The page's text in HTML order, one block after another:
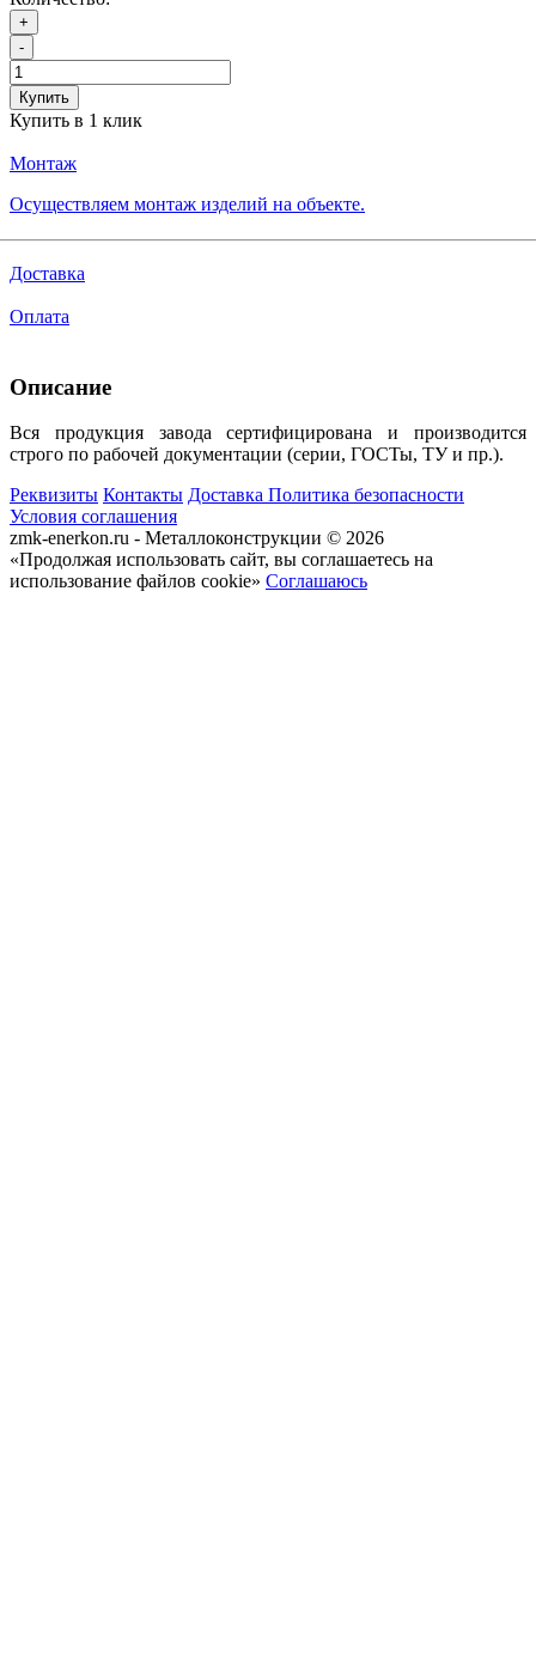
+
-
Купить
Купить в 1 клик
Монтаж
Осуществляем монтаж изделий на объекте.
Доставка
Оплата
Описание
Вся продукция завода сертифицирована и производится
строго по рабочей документации (серии, ГОСТы, ТУ и пр.).
Реквизиты Контакты Доставка Политика безопасности
Условия соглашения
zmk-enerkon.ru - Металлоконструкции © 2026
«Продолжая использовать сайт, вы соглашаетесь на
использование файлов cookie» Соглашаюсь